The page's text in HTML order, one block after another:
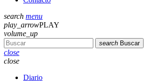
search menu
play_arrowPLAY
volume_up
search Buscar
close
close
Diario